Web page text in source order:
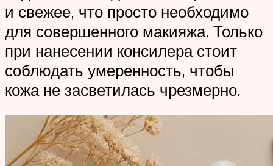
и свежее, что просто необходимо
для совершенного макияжа. Только
при нанесении консилера стоит
соблюдать умеренность, чтобы
кожа не засветилась чрезмерно.